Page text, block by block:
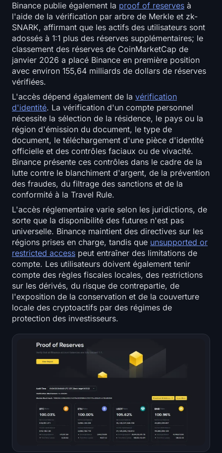
Binance publie également la proof of reserves à
l'aide de la vérification par arbre de Merkle et zk-
SNARK, affirmant que les actifs des utilisateurs sont
adossés à 1:1 plus des réserves supplémentaires; le
classement des réserves de CoinMarketCap de
janvier 2026 a placé Binance en première position
avec environ 155,64 milliards de dollars de réserves
vérifiées.
L'accès dépend également de la vérification
d'identité. La vérification d'un compte personnel
nécessite la sélection de la résidence, le pays ou la
région d'émission du document, le type de
document, le téléchargement d'une pièce d'identité
officielle et des contrôles faciaux ou de vivacité.
Binance présente ces contrôles dans le cadre de la
lutte contre le blanchiment d'argent, de la prévention
des fraudes, du filtrage des sanctions et de la
conformité à la Travel Rule.
L'accès réglementaire varie selon les juridictions, de
sorte que la disponibilité des futures n'est pas
universelle. Binance maintient des directives sur les
régions prises en charge, tandis que unsupported or
restricted access peut entraîner des limitations de
compte. Les utilisateurs doivent également tenir
compte des règles fiscales locales, des restrictions
sur les dérivés, du risque de contrepartie, de
l'exposition de la conservation et de la couverture
locale des cryptoactifs par des régimes de
protection des investisseurs.